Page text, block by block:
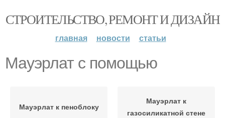
СТРОИТЕЛЬСТВО, РЕМОНТ И ДИЗАЙН
главная новости статьи
Мауэрлат с помощью
Мауэрлат к пеноблоку
Мауэрлат к
газосиликатной стене